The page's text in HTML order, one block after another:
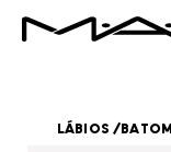
LÁBIOS /BATOM